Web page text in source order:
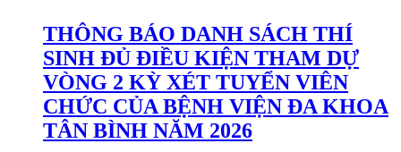
THÔNG BÁO DANH SÁCH THÍ
SINH ĐỦ ĐIỀU KIỆN THAM DỰ
VÒNG 2 KỲ XÉT TUYỂN VIÊN
CHỨC CỦA BỆNH VIỆN ĐA KHOA
TÂN BÌNH NĂM 2026